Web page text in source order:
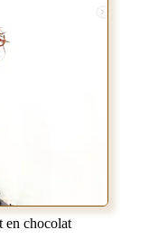
en chocolat